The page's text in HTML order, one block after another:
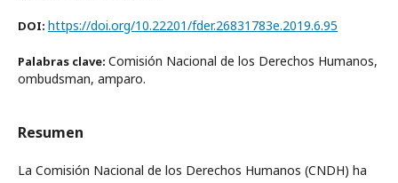
DOI: https://doi.org/10.22201/fder.26831783e.2019.6.95
Palabras clave: Comisión Nacional de los Derechos Humanos,
ombudsman, amparo.
Resumen
La Comisión Nacional de los Derechos Humanos (CNDH) ha